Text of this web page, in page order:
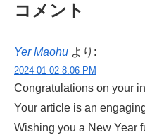
コメント
Yer Maohu より:
2024-01-02 8:06 PM
Congratulations on your
Your article is an
Wishing you a New Year